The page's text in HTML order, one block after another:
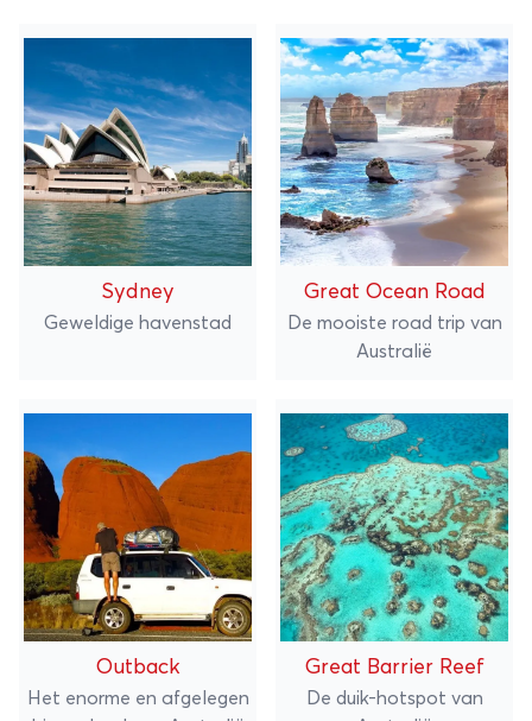
Sydney
Geweldige havenstad
Great Ocean Road
De mooiste road trip van
Australië
Outback
Het enorme en afgelegen
Great Barrier Reef
De duik-hotspot van